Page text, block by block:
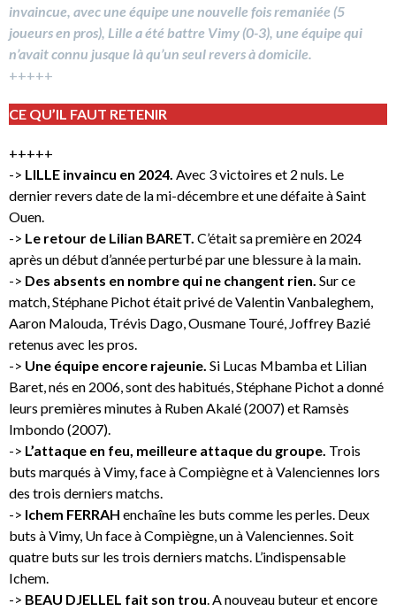
invaincue, avec une équipe une nouvelle fois remaniée (5
joueurs en pros), Lille a été battre Vimy (0-3), une équipe qui
n’avait connu jusque là qu’un seul revers à domicile.
+++++
CE QU’IL FAUT RETENIR
+++++
-> LILLE invaincu en 2024. Avec 3 victoires et 2 nuls. Le
dernier revers date de la mi-décembre et une défaite à Saint
Ouen.
-> Le retour de Lilian BARET. C’était sa première en 2024
après un début d’année perturbé par une blessure à la main.
-> Des absents en nombre qui ne changent rien. Sur ce
match, Stéphane Pichot était privé de Valentin Vanbaleghem,
Aaron Malouda, Trévis Dago, Ousmane Touré, Joffrey Bazié
retenus avec les pros.
-> Une équipe encore rajeunie. Si Lucas Mbamba et Lilian
Baret, nés en 2006, sont des habitués, Stéphane Pichot a donné
leurs premières minutes à Ruben Akalé (2007) et Ramsès
Imbondo (2007).
-> L’attaque en feu, meilleure attaque du groupe. Trois
buts marqués à Vimy, face à Compiègne et à Valenciennes lors
des trois derniers matchs.
-> Ichem FERRAH enchaîne les buts comme les perles. Deux
buts à Vimy, Un face à Compiègne, un à Valenciennes. Soit
quatre buts sur les trois derniers matchs. L’indispensable
Ichem.
-> BEAU DJELLEL fait son trou. A nouveau buteur et encore